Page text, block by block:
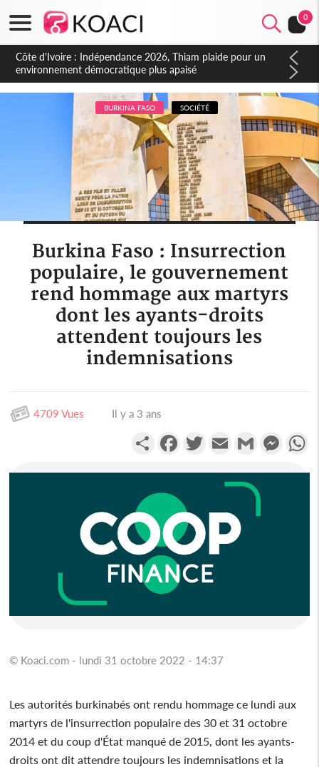
0
Côte d'Ivoire : Concours INFAS 2026, les convocations
seront disponibles à compter du samedi
BURKINA FASO SOCIÉTÉ
Burkina Faso : Insurrection
populaire, le gouvernement
rend hommage aux martyrs
dont les ayants-droits
attendent toujours les
indemnisations
4709 Vues Il y a 3 ans
PartagerFacebookTwitterEmail Gmail
© Koaci.com - lundi 31 octobre 2022 - 14:37
Les autorités burkinabés ont rendu hommage ce lundi aux
martyrs de l'insurrection populaire des 30 et 31 octobre
2014 et du coup d'État manqué de 2015, dont les ayants-
droits ont dit attendre toujours les indemnisations et la